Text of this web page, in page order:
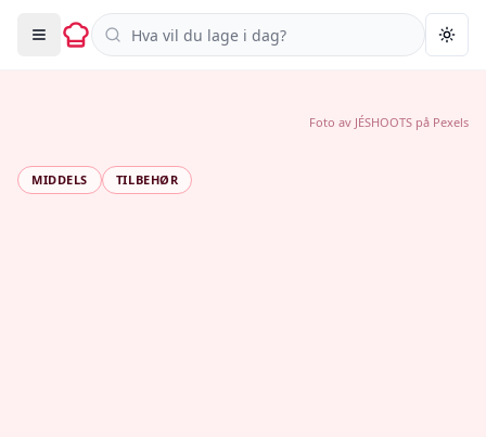
Søk i oppskrifter
MIDDELS TILBEHØR
Foto av JÉSHOOTS på Pexels